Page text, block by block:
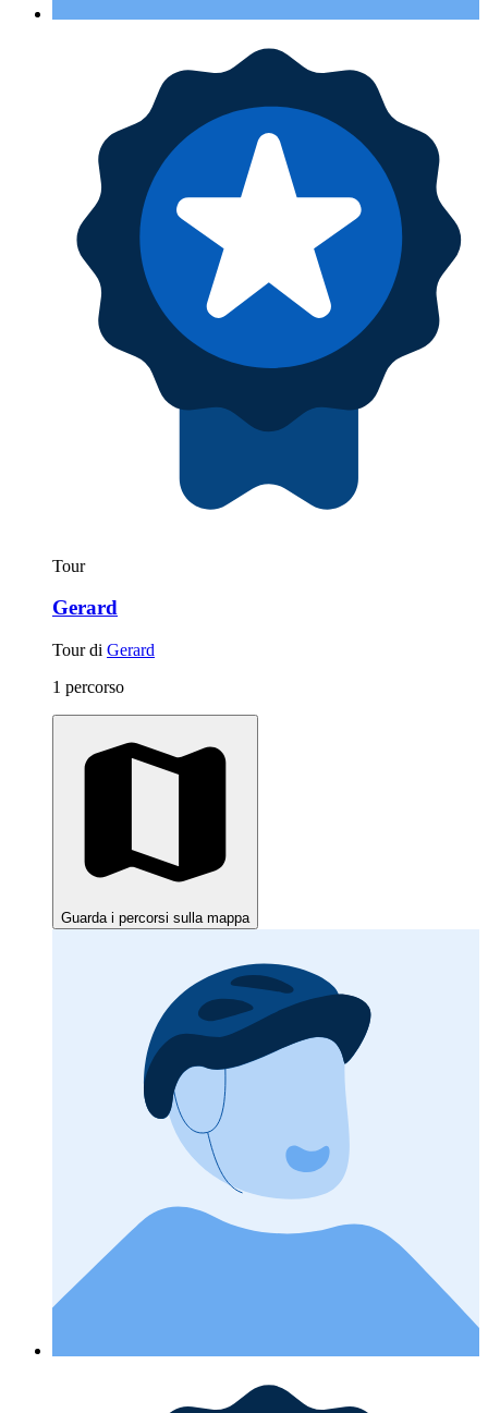
Tour
Gerard
Tour di Gerard
1 percorso
Guarda i percorsi sulla mappa